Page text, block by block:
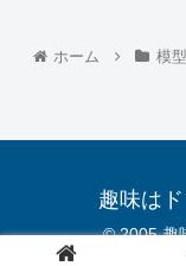
ホーム 模
趣味は
© 2005 趣